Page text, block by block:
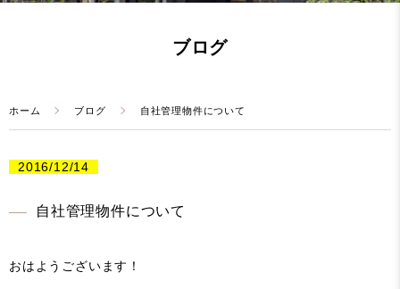
ブログ
ホーム ブログ 自社管理物件について
2016/12/14
自社管理物件について
おはようございます！